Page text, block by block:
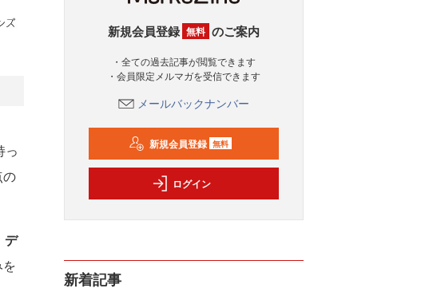
っ
の
デ
新規会員登録 無料 のご案内
・全ての過去記事が閲覧できます
・会員限定メルマガを受信できます
メールバックナンバー
新規会員登録 無料
ログイン
新着記事